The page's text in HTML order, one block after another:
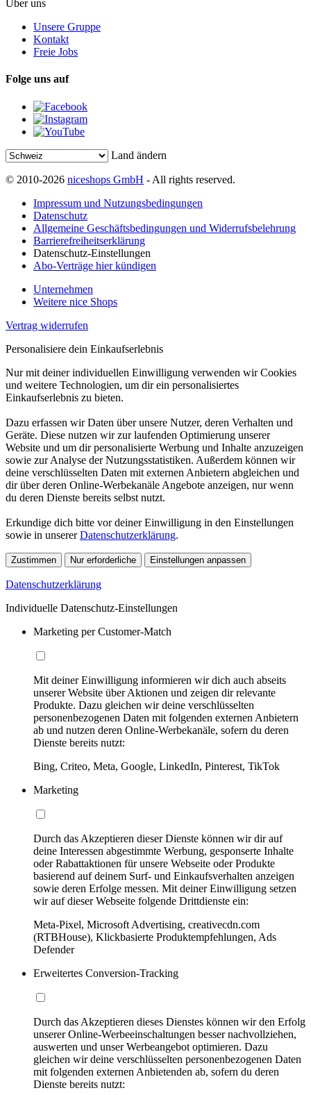
Über uns
Unsere Gruppe
Kontakt
Freie Jobs
Folge uns auf
Land ändern
© 2010-2026 niceshops GmbH - All rights reserved.
Impressum und Nutzungsbedingungen
Datenschutz
Allgemeine Geschäftsbedingungen und Widerrufsbelehrung
Barrierefreiheitserklärung
Datenschutz-Einstellungen
Abo-Verträge hier kündigen
Unternehmen
Weitere nice Shops
Vertrag widerrufen
Personalisiere dein Einkaufserlebnis
Nur mit deiner individuellen Einwilligung verwenden wir Cookies
und weitere Technologien, um dir ein personalisiertes
Einkaufserlebnis zu bieten.
Dazu erfassen wir Daten über unsere Nutzer, deren Verhalten und
Geräte. Diese nutzen wir zur laufenden Optimierung unserer
Website und um dir personalisierte Werbung und Inhalte anzuzeigen
sowie zur Analyse der Nutzungsstatistiken. Außerdem können wir
deine verschlüsselten Daten mit externen Anbietern abgleichen und
dir über deren Online-Werbekanäle Angebote anzeigen, nur wenn
du deren Dienste bereits selbst nutzt.
Erkundige dich bitte vor deiner Einwilligung in den Einstellungen
sowie in unsererDatenschutzerklärung.
Zustimmen Nur erforderliche Einstellungen anpassen
Datenschutzerklärung
Individuelle Datenschutz-Einstellungen
Marketing per Customer-Match
Mit deiner Einwilligung informieren wir dich auch abseits
unserer Website über Aktionen und zeigen dir relevante
Produkte. Dazu gleichen wir deine verschlüsselten
personenbezogenen Daten mit folgenden externen Anbietern
ab und nutzen deren Online-Werbekanäle, sofern du deren
Dienste bereits nutzt:
Bing, Criteo, Meta, Google, LinkedIn, Pinterest, TikTok
Marketing
Durch das Akzeptieren dieser Dienste können wir dir auf
deine Interessen abgestimmte Werbung, gesponserte Inhalte
oder Rabattaktionen für unsere Webseite oder Produkte
basierend auf deinem Surf- und Einkaufsverhalten anzeigen
sowie deren Erfolge messen. Mit deiner Einwilligung setzen
wir auf dieser Webseite folgende Drittdienste ein:
Meta-Pixel, Microsoft Advertising, creativecdn.com
(RTBHouse), Klickbasierte Produktempfehlungen, Ads
Defender
Erweitertes Conversion-Tracking
Durch das Akzeptieren dieses Dienstes können wir den Erfolg
unserer Online-Werbeeinschaltungen besser nachvollziehen,
auswerten und unser Werbeangebot optimieren. Dazu
gleichen wir deine verschlüsselten personenbezogenen Daten
mit folgenden externen Anbietenden ab, sofern du deren
Dienste bereits nutzt: